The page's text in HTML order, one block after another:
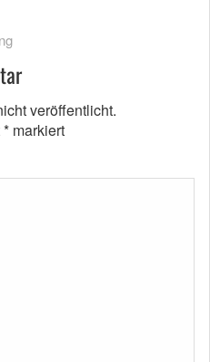
veröffentlicht.
* markiert